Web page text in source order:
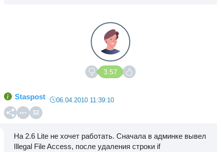
3.57
Staspost 06.04.2010 11:39:10
32
На 2.6 Lite не хочет работать. Сначала в админке вывел
Illegal File Access, после удаления строки if